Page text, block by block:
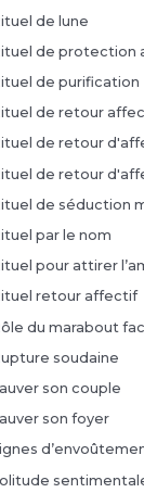
de lune
de protection
de purification
de retour
de retour
de retour
de séduction
par le nom
pour attirer
retour affectif
du marabout
soudaine
son couple
son foyer